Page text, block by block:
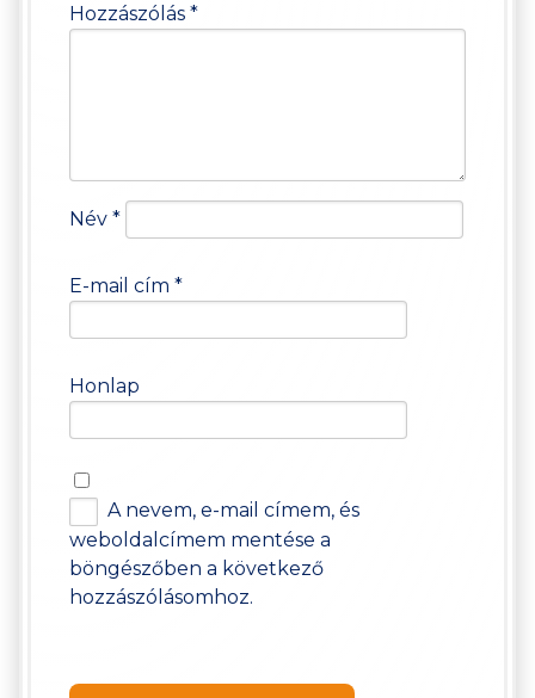
Hozzászólás *
Név *
E-mail cím *
Honlap
A nevem, e-mail címem, és
weboldalcímem mentése a
böngészőben a következő
hozzászólásomhoz.